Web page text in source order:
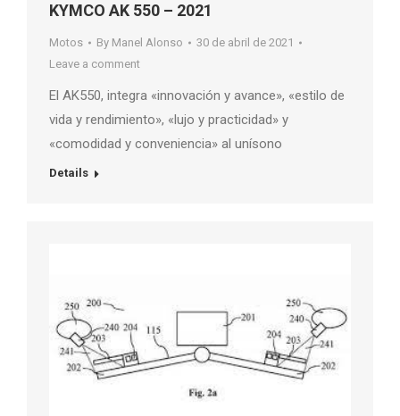
KYMCO AK 550 – 2021
Motos By Manel Alonso
30 de abril de 2021
Leave a comment
El AK550, integra «innovación y avance», «estilo de
vida y rendimiento», «lujo y practicidad» y
«comodidad y conveniencia» al unísono
Details